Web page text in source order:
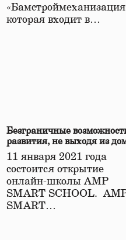
которая входит в…
Безграничные
развития, не выходя из
11 января 2021 года
состоится открытие
онлайн-школы АМР
SMART SCHOOL.
SMART…